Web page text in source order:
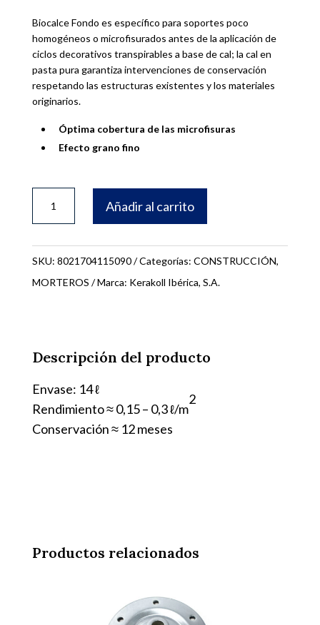
Biocalce Fondo es específico para soportes poco
homogéneos o microfisurados antes de la aplicación de
ciclos decorativos transpirables a base de cal; la cal en
pasta pura garantiza intervenciones de conservación
respetando las estructuras existentes y los materiales
originarios.
Óptima cobertura de las microfisuras
Efecto grano fino
LITROS
11509
Añadir al carrito
SKU: 8021704115090 Categorías: CONSTRUCCIÓN,
MORTEROS
Marca: Kerakoll Ibérica, S.A.
Descripción del producto
Envase: 14 ℓ
Rendimiento ≈ 0,15 – 0,3 ℓ/m
2
Conservación ≈ 12 meses
Productos relacionados